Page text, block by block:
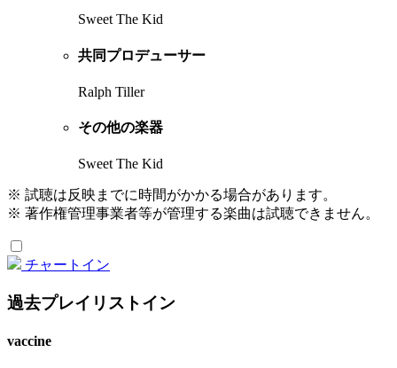
Sweet The Kid
共同プロデューサー
Ralph Tiller
その他の楽器
Sweet The Kid
※ 試聴は反映までに時間がかかる場合があります。
※ 著作権管理事業者等が管理する楽曲は試聴できません。
チャートイン
過去プレイリストイン
vaccine